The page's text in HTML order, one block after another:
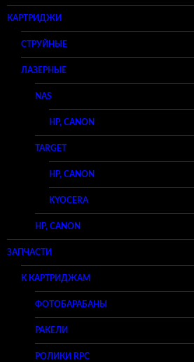
КАРТРИДЖИ
СТРУЙНЫЕ
ЛАЗЕРНЫЕ
NAS
HP, CANON
TARGET
HP, CANON
KYOCERA
HP, CANON
ЗАПЧАСТИ
К КАРТРИДЖАМ
ФОТОБАРАБАНЫ
РАКЕЛИ
РОЛИКИ RPC